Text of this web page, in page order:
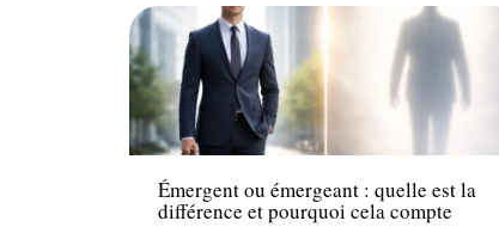
Actu
Émergent ou émergeant : quelle est la
différence et pourquoi cela compte